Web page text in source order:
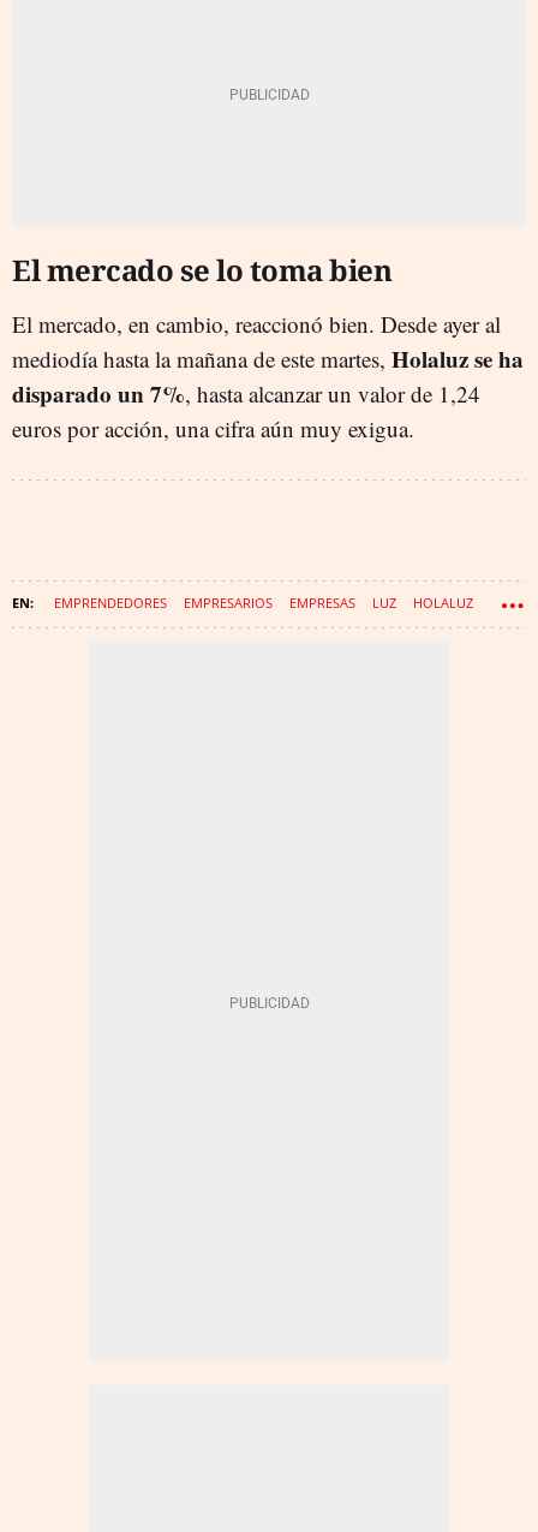
El mercado se lo toma bien
El mercado, en cambio, reaccionó bien. Desde ayer al
mediodía hasta la mañana de este martes, Holaluz se ha
disparado un 7%, hasta alcanzar un valor de 1,24
euros por acción, una cifra aún muy exigua.
EMPRENDEDORES EMPRESARIOS EMPRESAS LUZ HOLALUZ